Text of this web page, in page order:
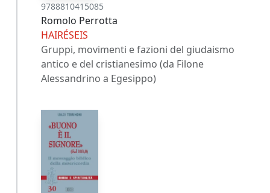
9788810415085
Romolo Perrotta
HAIRÉSEIS
Gruppi, movimenti e fazioni del giudaismo
antico e del cristianesimo (da Filone
Alessandrino a Egesippo)